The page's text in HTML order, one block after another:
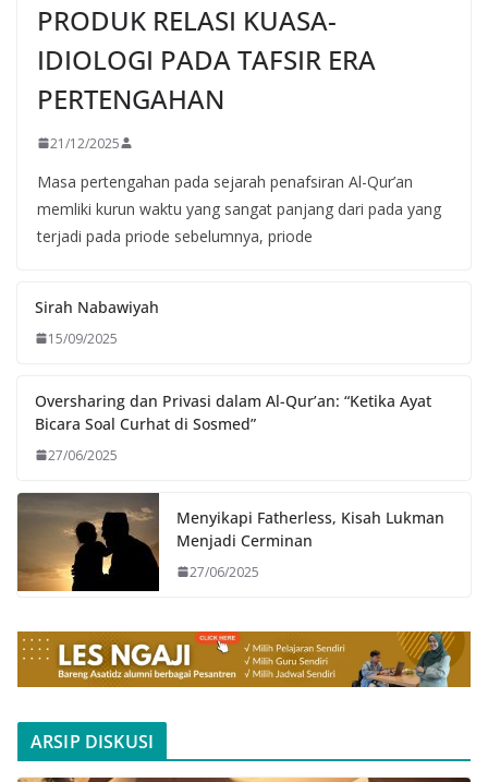
PRODUK RELASI KUASA-
IDIOLOGI PADA TAFSIR ERA
PERTENGAHAN
21/12/2025
Masa pertengahan pada sejarah penafsiran Al-Qur’an
memliki kurun waktu yang sangat panjang dari pada yang
terjadi pada priode sebelumnya, priode
Sirah Nabawiyah
15/09/2025
Oversharing dan Privasi dalam Al-Qur’an: “Ketika Ayat
Bicara Soal Curhat di Sosmed”
27/06/2025
Menyikapi Fatherless, Kisah Lukman
Menjadi Cerminan
27/06/2025
ARSIP DISKUSI